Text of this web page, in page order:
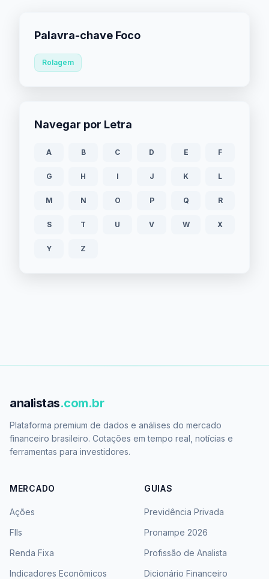
Palavra-chave Foco
Rolagem
Navegar por Letra
A B C D E F
G H I J K L
M N O P Q R
S T U V W X
Y Z
analistas.com.br
Plataforma premium de dados e análises do mercado
financeiro brasileiro. Cotações em tempo real, notícias e
ferramentas para investidores.
MERCADO
Ações
FIIs
Renda Fixa
Indicadores Econômicos
GUIAS
Previdência Privada
Pronampe 2026
Profissão de Analista
Dicionário Financeiro